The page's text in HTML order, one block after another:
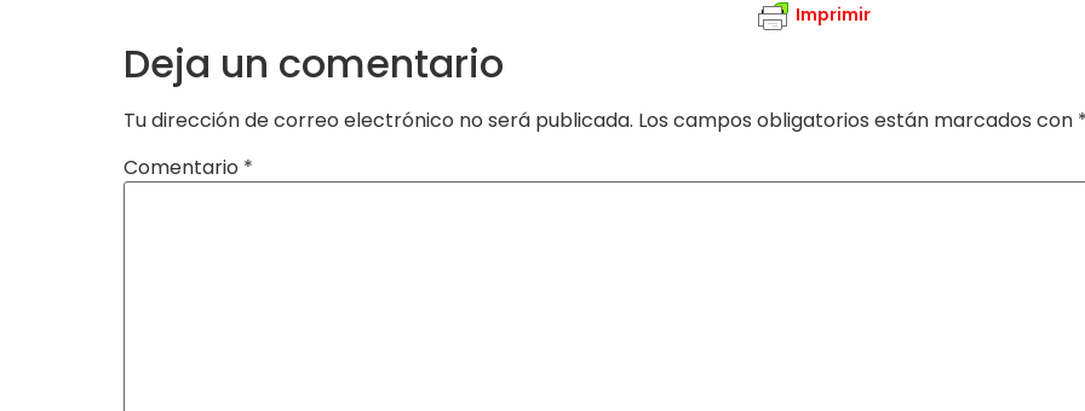
Imprimir
Deja un comentario
Tu dirección de correo electrónico no será publicada. Los campos obligatorios están marcados con
Comentario *